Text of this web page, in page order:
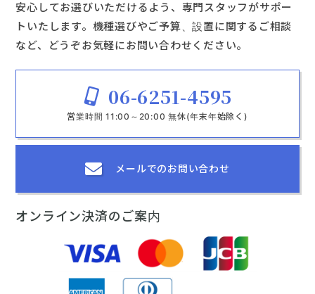
安心してお選びいただけるよう、専門スタッフがサポー
トいたします。機種選びやご予算、設置に関するご相談
など、どうぞお気軽にお問い合わせください。
06-6251-4595
営業時間 11:00～20:00 無休(年末年始除く)
メールでのお問い合わせ
オンライン決済のご案内